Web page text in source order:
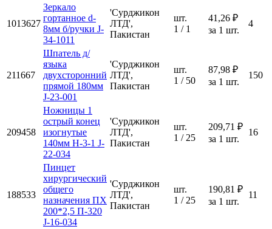
1013627
Зеркало
гортанное d-
8мм б/ручки J-
34-1011
'Сурджикон
ЛТД',
Пакистан
шт.
1 / 1
41,26 ₽
за 1 шт.
4
211667
Шпатель д/
языка
двухсторонний
прямой 180мм
J-23-001
'Сурджикон
ЛТД',
Пакистан
шт.
1 / 50
87,98 ₽
за 1 шт.
150
209458
Ножницы 1
острый конец
изогнутые
140мм Н-3-1 J-
22-034
'Сурджикон
ЛТД',
Пакистан
шт.
1 / 25
209,71 ₽
за 1 шт.
16
188533
Пинцет
хирургический
общего
назначения ПХ
200*2,5 П-320
J-16-034
'Сурджикон
ЛТД',
Пакистан
шт.
1 / 25
190,81 ₽
за 1 шт.
11